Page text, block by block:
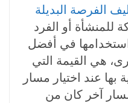
الفرصة البديلة
للمنشأة أو الفرد
في أفضل
هي القيمة التي
بها عند اختيار مسار
آخر كان من